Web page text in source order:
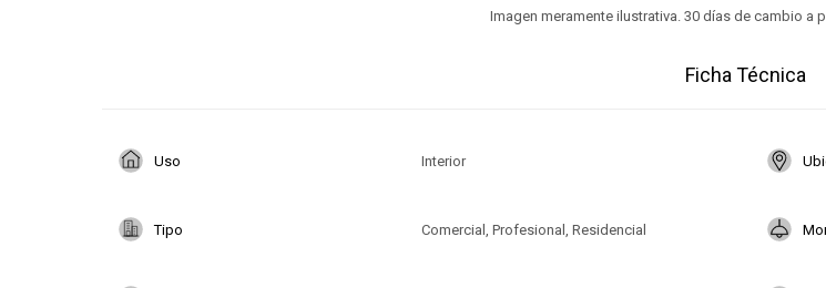
Imagen meramente ilustrativa. 30 días de cambio a
Ficha Técnica
Uso Interior
Tipo Comercial, Profesional, Residencial